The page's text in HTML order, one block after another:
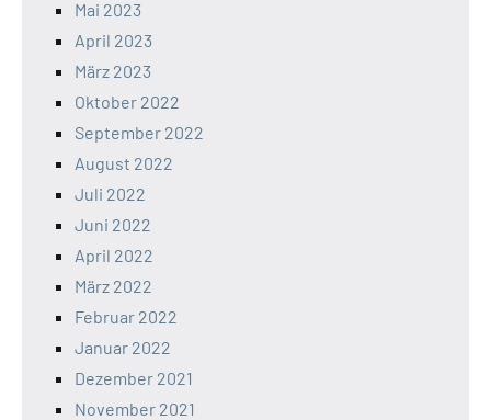
Mai 2023
April 2023
März 2023
Oktober 2022
September 2022
August 2022
Juli 2022
Juni 2022
April 2022
März 2022
Februar 2022
Januar 2022
Dezember 2021
November 2021